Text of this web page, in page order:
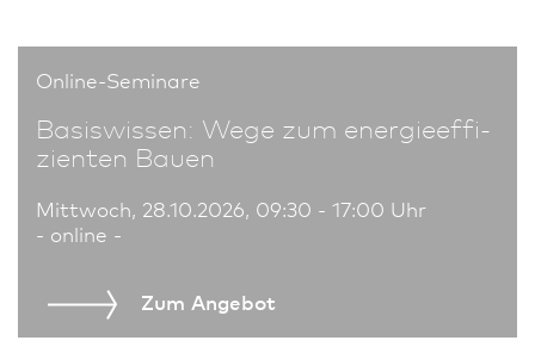
Online-Seminare
Basiswissen: Wege zum energie­effi­
zienten Bauen
Mittwoch, 28.10.2026, 09:30 - 17:00 Uhr
- online -
Zum An­ge­bot